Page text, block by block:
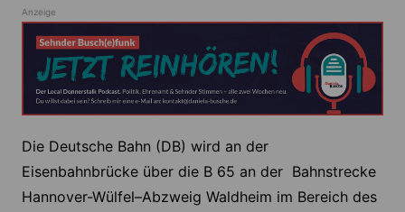
Anzeige
Die Deutsche Bahn (DB) wird an der
Eisenbahnbrücke über die B 65 an der Bahnstrecke
Hannover-Wülfel–Abzweig Waldheim im Bereich des